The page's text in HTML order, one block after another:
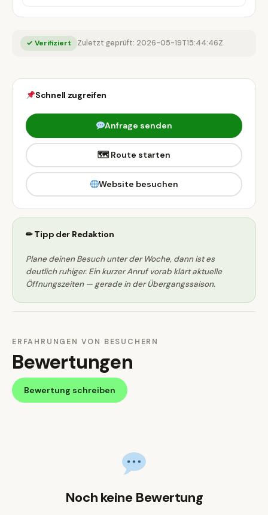
✓ Verifiziert Zuletzt geprüft: 2026-05-19T15:44:46Z
Schnell zugreifen
Anfrage senden
🗺 Route starten
Website besuchen
✏ Tipp der Redaktion
Plane deinen Besuch unter der Woche, dann ist es
deutlich ruhiger. Ein kurzer Anruf vorab klärt aktuelle
Öffnungszeiten — gerade in der Übergangssaison.
ERFAHRUNGEN VON BESUCHERN
Bewertungen
Bewertung schreiben
Noch keine Bewertung